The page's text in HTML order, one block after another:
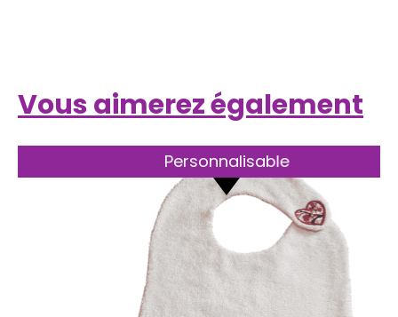
Vous aimerez également
Personnalisable